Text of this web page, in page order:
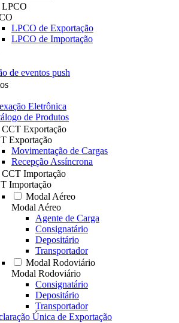
LPCO
LPCO de Exportação
LPCO de Importação
de eventos push
Eletrônica
de Produtos
CCT Exportação
Exportação
Movimentação de Cargas
Recepção Assíncrona
CCT Importação
Importação
Modal Aéreo
Modal Aéreo
Agente de Carga
Consignatário
Depositário
Transportador
Modal Rodoviário
Modal Rodoviário
Consignatário
Depositário
Transportador
Única de Exportação